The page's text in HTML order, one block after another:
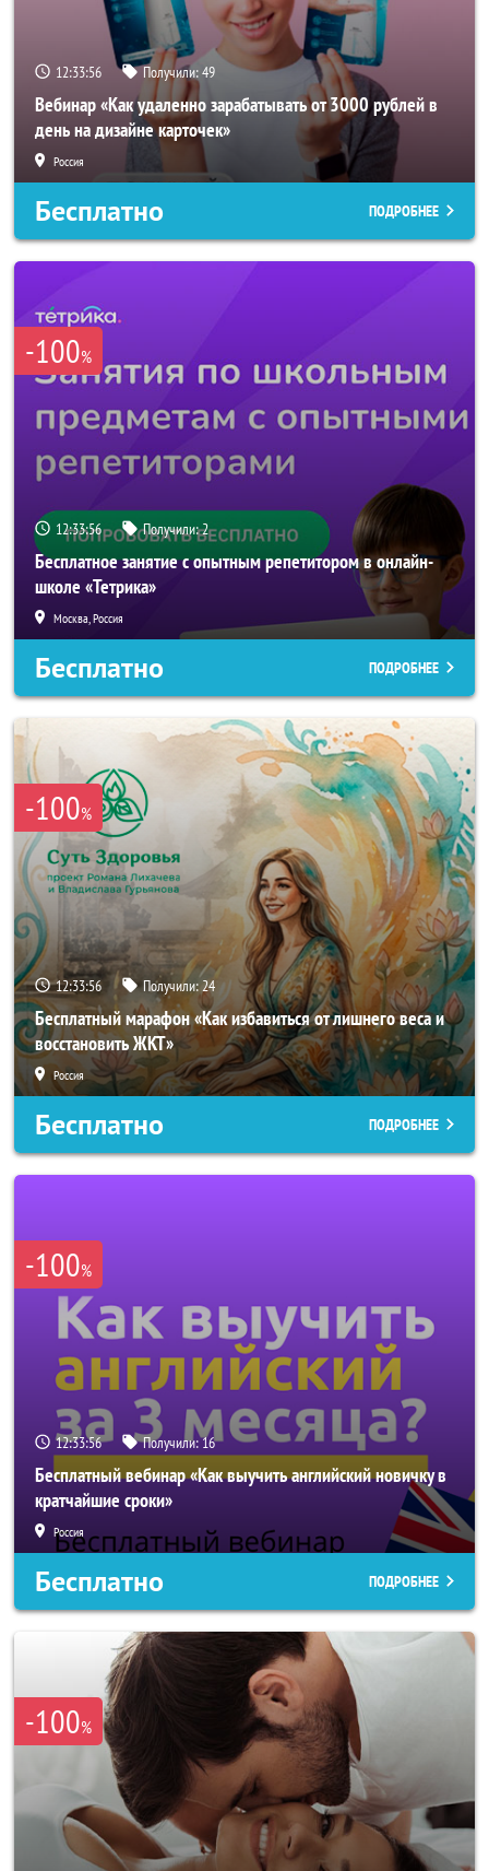
12:33:54 Получили:49
Вебинар «Как удаленно зарабатывать от 3000 рублей в
день на дизайне карточек»
Россия
Бесплатно ПОДРОБНЕЕ
-100%
12:33:54 Получили:2
Бесплатное занятие с опытным репетитором в онлайн-
школе «Тетрика»
Москва, Россия
Бесплатно ПОДРОБНЕЕ
-100%
12:33:54 Получили:24
Бесплатный марафон «Как избавиться от лишнего веса и
восстановить ЖКТ»
Россия
Бесплатно ПОДРОБНЕЕ
-100%
12:33:54 Получили:16
Бесплатный вебинар «Как выучить английский новичку в
кратчайшие сроки»
Россия
Бесплатно ПОДРОБНЕЕ
-100%